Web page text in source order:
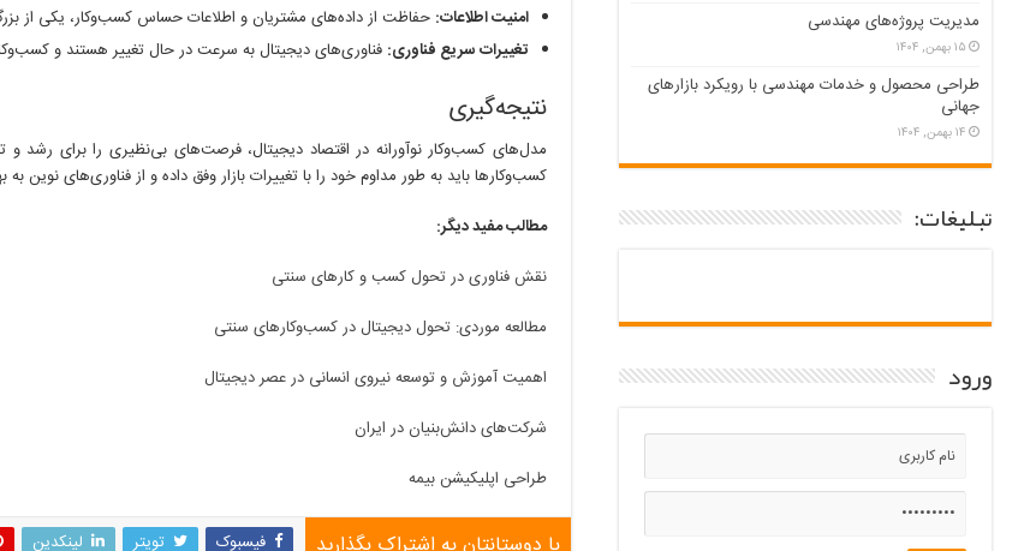
امنیت اطلاعات: حفاظت از داده‌های مشتریان و اطلاعات حساس کسب‌وکار، یکی از
تغییرات سریع فناوری: فناوری‌های دیجیتال به سرعت در حال تغییر هستند و
نتیجه‌گیری
مدل‌های کسب‌وکار نوآورانه در اقتصاد دیجیتال، فرصت‌های بی‌نظیری را برای رشد و
کسب‌وکارها باید به طور مداوم خود را با تغییرات بازار وفق داده و از فناوری‌های نوین به
مطالب مفید دیگر:
نقش فناوری در تحول کسب و کارهای سنتی
مطالعه موردی: تحول دیجیتال در کسب‌وکارهای سنتی
اهمیت آموزش و توسعه نیروی انسانی در عصر دیجیتال
شرکت‌های دانش‌بنیان در ایران
طراحی اپلیکیشن بیمه
فیسبوک تویتر لینکدین
مدیریت پروژه‌های مهندسی
۱۵ بهمن, ۱۴۰۴
طراحی محصول و خدمات مهندسی با رویکرد بازارهای
جهانی
۱۴ بهمن, ۱۴۰۴
تبلیغات:
ورود